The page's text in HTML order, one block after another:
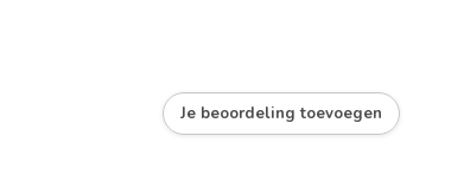
Je beoordeling toevoegen